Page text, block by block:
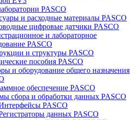
PASCO
и расходные материалы PASCO
цифровые датчики PASCO
и лабораторное
PASCO
и структуры PASCO
пособия PASCO
и оборудование общего назначения
обеспечение PASCO
сбора и обработки данных PASCO
PASCO
данных PASCO